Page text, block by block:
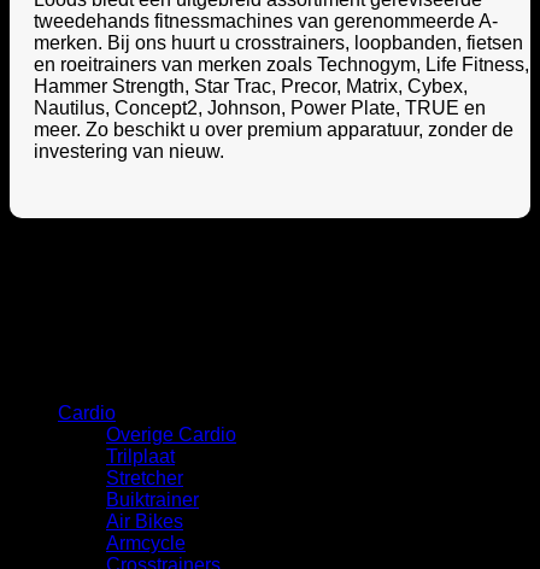
tweedehands fitnessmachines van gerenommeerde A-
merken. Bij ons huurt u crosstrainers, loopbanden, fietsen
en roeitrainers van merken zoals Technogym, Life Fitness,
Hammer Strength, Star Trac, Precor, Matrix, Cybex,
Nautilus, Concept2, Johnson, Power Plate, TRUE en
meer. Zo beschikt u over premium apparatuur, zonder de
investering van nieuw.
Cardio
Overige Cardio
Trilplaat
Stretcher
Buiktrainer
Air Bikes
Armcycle